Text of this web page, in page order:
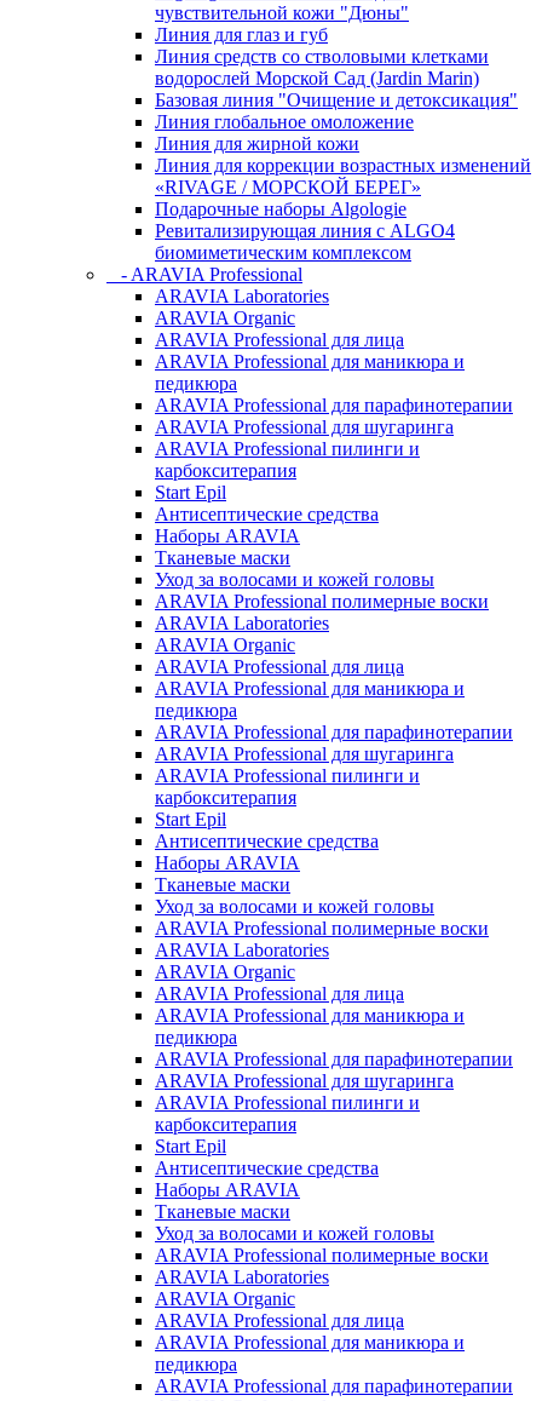
чувcтвительной кожи "Дюны"
Линия для глаз и губ
Линия средств со стволовыми клетками
водорослей Морской Сад (Jardin Marin)
Базовая линия "Очищение и детоксикация"
Линия глобальное омоложение
Линия для жирной кожи
Линия для коррекции возрастных изменений
«RIVAGE / МОРСКОЙ БЕРЕГ»
Подарочные наборы Algologie
Ревитализирующая линия с ALGO4
биомиметическим комплексом
- ARAVIA Professional
ARAVIA Laboratories
ARAVIA Organic
ARAVIA Professional для лица
ARAVIA Professional для маникюра и
педикюра
ARAVIA Professional для парафинотерапии
ARAVIA Professional для шугаринга
ARAVIA Professional пилинги и
карбокситерапия
Start Epil
Антисептические средства
Наборы ARAVIA
Тканевые маски
Уход за волосами и кожей головы
ARAVIA Professional полимерные воски
ARAVIA Laboratories
ARAVIA Organic
ARAVIA Professional для лица
ARAVIA Professional для маникюра и
педикюра
ARAVIA Professional для парафинотерапии
ARAVIA Professional для шугаринга
ARAVIA Professional пилинги и
карбокситерапия
Start Epil
Антисептические средства
Наборы ARAVIA
Тканевые маски
Уход за волосами и кожей головы
ARAVIA Professional полимерные воски
ARAVIA Laboratories
ARAVIA Organic
ARAVIA Professional для лица
ARAVIA Professional для маникюра и
педикюра
ARAVIA Professional для парафинотерапии
ARAVIA Professional для шугаринга
ARAVIA Professional пилинги и
карбокситерапия
Start Epil
Антисептические средства
Наборы ARAVIA
Тканевые маски
Уход за волосами и кожей головы
ARAVIA Professional полимерные воски
ARAVIA Laboratories
ARAVIA Organic
ARAVIA Professional для лица
ARAVIA Professional для маникюра и
педикюра
ARAVIA Professional для парафинотерапии